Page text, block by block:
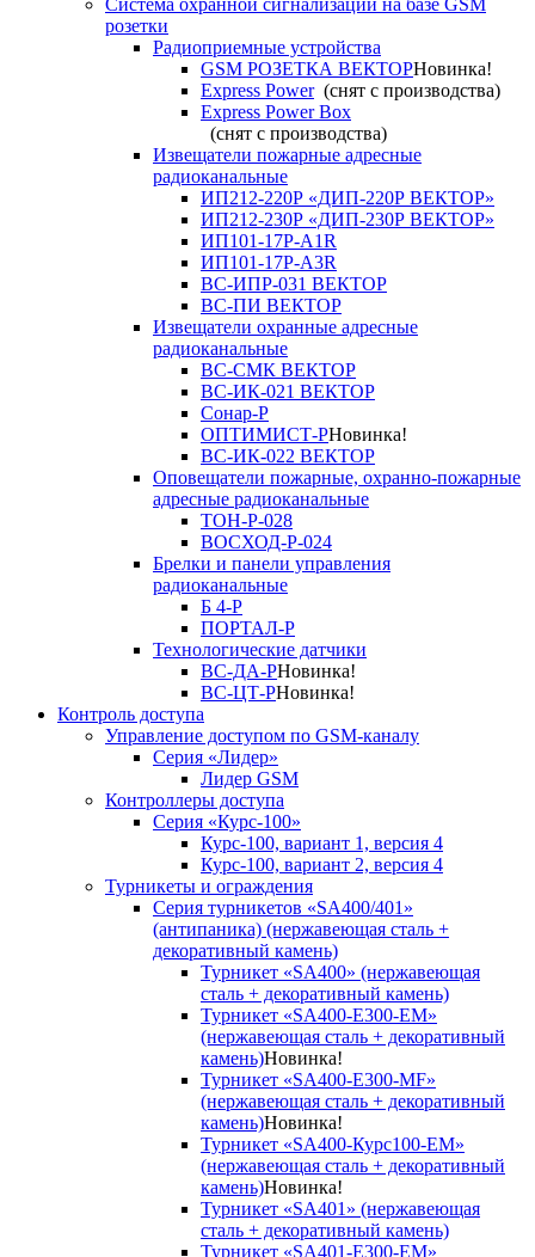
Система охранной сигнализации на базе GSM
розетки
Радиоприемные устройства
GSM РОЗЕТКА ВЕКТОРНовинка!
Express Power(снят с производства)
Express Power Box
(снят с производства)
Извещатели пожарные адресные
радиоканальные
ИП212-220Р «ДИП-220Р ВЕКТОР»
ИП212-230Р «ДИП-230Р ВЕКТОР»
ИП101-17Р-A1R
ИП101-17Р-A3R
ВС-ИПР-031 ВЕКТОР
ВС-ПИ ВЕКТОР
Извещатели охранные адресные
радиоканальные
ВС-СМК ВЕКТОР
ВС-ИК-021 ВЕКТОР
Сонар-Р
ОПТИМИСТ-РНовинка!
ВС-ИК-022 ВЕКТОР
Оповещатели пожарные, охранно-пожарные
адресные радиоканальные
ТОН-Р-028
ВОСХОД-Р-024
Брелки и панели управления
радиоканальные
Б 4-Р
ПОРТАЛ-Р
Технологические датчики
ВС-ДА-РНовинка!
ВС-ЦТ-РНовинка!
Контроль доступа
Управление доступом по GSM-каналу
Серия «Лидер»
Лидер GSM
Контроллеры доступа
Серия «Курс-100»
Курс-100, вариант 1, версия 4
Курс-100, вариант 2, версия 4
Турникеты и ограждения
Серия турникетов «SA400/401»
(антипаника) (нержавеющая сталь +
декоративный камень)
Турникет «SA400» (нержавеющая
сталь + декоративный камень)
Турникет «SA400-Е300-EM»
(нержавеющая сталь + декоративный
камень)Новинка!
Турникет «SA400-Е300-MF»
(нержавеющая сталь + декоративный
камень)Новинка!
Турникет «SA400-Курс100-EM»
(нержавеющая сталь + декоративный
камень)Новинка!
Турникет «SA401» (нержавеющая
сталь + декоративный камень)
Турникет «SA401-E300-EM»